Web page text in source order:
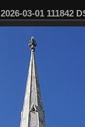
2026-03-01 111842